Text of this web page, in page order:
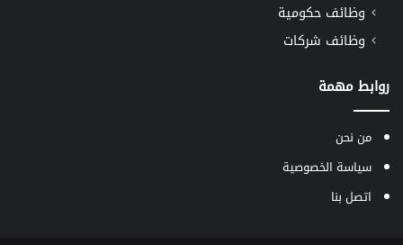
وظائف حكومية
وظائف شركات
روابط مهمة
من نحن
سياسة الخصوصية
اتصل بنا